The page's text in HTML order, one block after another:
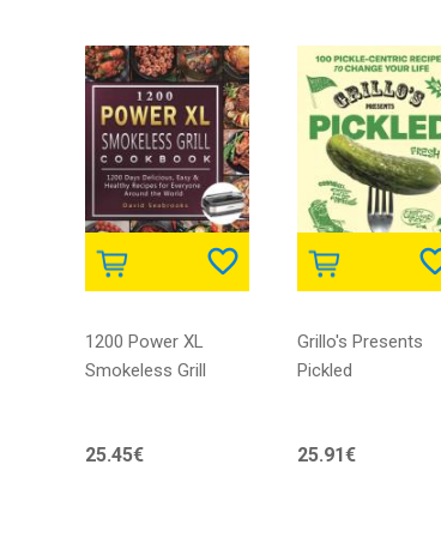
1200 Power XL
Smokeless Grill
25.45€
Grillo's Presents
Pickled
25.91€